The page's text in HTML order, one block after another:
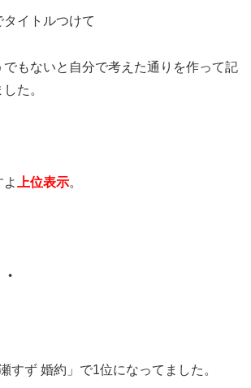
イトルつけて
でもないと自分で考えた通りを作って記
た。
上位表示。
すず 婚約」で1位になってました。